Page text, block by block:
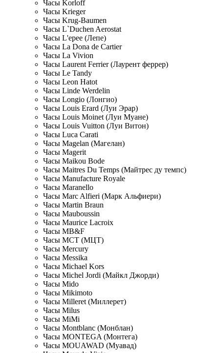
Часы Korloff
Часы Krieger
Часы Krug-Baumen
Часы L`Duchen Aerostat
Часы L'epee (Лепе)
Часы La Dona de Cartier
Часы La Vivion
Часы Laurent Ferrier (Лаурент феррер)
Часы Le Tandy
Часы Leon Hatot
Часы Linde Werdelin
Часы Longio (Лонгио)
Часы Louis Erard (Луи Эрар)
Часы Louis Moinet (Луи Муане)
Часы Louis Vuitton (Луи Витон)
Часы Luca Carati
Часы Magelan (Магелан)
Часы Magerit
Часы Maikou Bode
Часы Maitres Du Temps (Майтрес ду темпс)
Часы Manufacture Royale
Часы Maranello
Часы Marc Alfieri (Марк Альфиери)
Часы Martin Braun
Часы Mauboussin
Часы Maurice Lacroix
Часы MB&F
Часы MCT (МЦТ)
Часы Mercury
Часы Messika
Часы Michael Kors
Часы Michel Jordi (Майкл Джорди)
Часы Mido
Часы Mikimoto
Часы Milleret (Миллерет)
Часы Milus
Часы MiMi
Часы Montblanc (Монблан)
Часы MONTEGA (Монтега)
Часы MOUAWAD (Муавад)